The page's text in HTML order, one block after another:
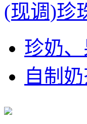
(现调)珍
珍奶
自制